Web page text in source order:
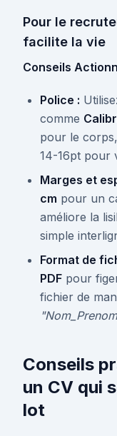
Pour le
facilite la vie
Conseils
Police :
comme
pour le
14-16pt pour
Marges et
cm pour un
améliore la
simple
Format de
PDF pour
fichier de
Conseils
un CV qui
lot